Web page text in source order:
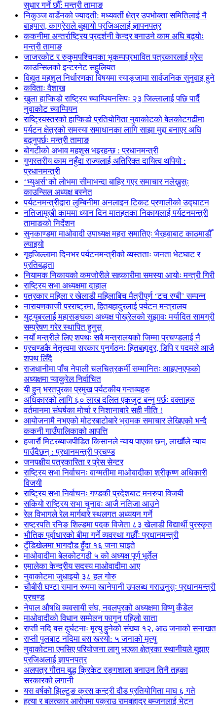
सुधार गर्ने छौँ: मन्त्री तामाङ
निकुञ्ज वार्डेनको ज्यादती: मध्यवर्ती क्षेत्र उपभोक्ता समितिलाई नै
बाइपास, काग्रेसले बुझायो प्रजिअलाई ज्ञापनपत्र
ककनीमा अन्तर्राष्ट्रिय प्रदर्शनी केन्द्र बनाउने काम अघि बढ्योः
मन्त्री तामाङ
जाजरकोट र रुकुमपश्चिमका भूकम्पप्रभावित पत्रकारलाई प्रेस
काउन्सिलको इन्टरनेट सहुलियत
विद्युत महशुल निर्धारणका विषयमा स्याङ्जामा सार्वजनिक सुनुवाइ हुने
कविताः वैशाख
खुला हाप्किडो राष्ट्रिय च्याम्पियनसिपः २३ जिल्लालाई पछि पार्दै
नुवाकोट च्याम्पियन
राष्ट्रियस्तरको हाप्किडो प्रतियोगिता नुवाकोटको बेलकोटगढीमा
पर्यटन क्षेत्रको समस्या समाधानका लागि साझा मुद्दा बनाएर अघि
बढ्नुपर्छः मन्त्री तामाङ
बोगटीको अभाव महशुस भइरहन्छ : प्रधानमन्त्री
गुणस्तरीय काम नहुँदा राज्यलाई अतिरिक्त दायित्व थपियो :
प्रधानमन्त्री
‘भ्युअर्स’को लोभमा सीमाभन्दा बाहिर गएर समाचार नलेख्नुस्ः
काउन्सिल अध्यक्ष बस्नेत
पर्यटनमन्त्रीद्वारा लुम्बिनीमा अनलाइन टिकट प्रणालीको उद्घाटन
नतिजामूखी काममा ध्यान दिन मातहतका निकायलाई पर्यटनमन्त्री
तामाङको निर्देशन
सुनकाण्डमा मा‌ओवादी उपाध्यक्ष महरा समातिएः भैरहवाबाट काठमाडौँ
ल्याइयो
गृहजिल्लामा दिनभर पर्यटनमन्त्रीको व्यस्तताः जनता भेटघाट र
प्रतिबद्धता
नियामक निकायको कमजोरीले सहकारीमा समस्या आयोः मन्त्री गिरी
राष्ट्रिय सभा अध्यक्षमा दाहाल
पत्रकार महिला र खेलाडी महिलाबिच मैत्रीपूर्ण ‘टच रग्बी’ सम्पन्न
नारायणकाजी परराष्ट्रमा, हितबहादुरलाई पर्यटन मन्त्रालय
युट्युबरलाई महासङ्घका अध्यक्ष पोख्रेलको सुझावः मर्यादित सामग्री
सम्प्रेषण गरेर स्थापित हुनुस्
नयाँ मन्त्रीले लिए शपथः सबै मन्त्रालयको जिम्मा प्रचण्डलाई नै
प्रचण्डकै नेतृत्वमा सरकार पुनर्गठनः हितबहादुर, डिपि र पदमले आजै
शपथ लिँदै
राजधानीमा पाँच नेपाली चलचित्रकर्मी सम्मानितः आइएनएफको
अध्यक्षमा प्याकुरेल निर्वाचित
यी हुन् भरतपुरका प्रमुख पर्यटकीय गन्तव्यहरु
अधिकारको लागि ६० लाख दलित एकजुट बन्नु पर्छः वक्ताहरु
वर्तमानमा संघर्षका मोर्चा र निशानाबारे सही नीति !
आयोजनामै नभएको मोटरबाटोबारे भ्रामक समाचार लेखिएको भन्दै
ककनी गाउँपालिकाको आपत्ति
हजारौं मिटरब्याजपीडित किसानले न्याय पाएका छन्, लाखौंले न्याय
पाउँदैछन् : प्रधानमन्त्री प्रचण्ड
जनपक्षीय पत्रकारिता र प्रेस सेन्टर
राष्ट्रिय सभा निर्वाचनः वाग्मतीमा माओवादीका श्रीकृष्ण अधिकारी
विजयी
राष्ट्रिय सभा निर्वाचनः गण्डकी प्रदेशबाट मनरुपा विजयी
सकियो राष्ट्रिय सभा चुनावः आजै नतिजा आउने
रेल विभागले रेल मार्गबारे स्थलगत अध्ययन गर्ने
राष्ट्रपति रनिङ शिल्डमा पदक विजेता ८३ खेलाडी विद्यार्थी पुरस्कृत
भौतिक पूर्वाधारको बीमा गर्ने व्यवस्था गर्छौंः प्रधानमन्त्री
टुँडिखेलमा भागदौड हुँदा १६ जना घाइते
माओवादीमा बेलकोटगढी ५ को अध्यक्ष पूर्ण भूर्तेल
एमालेका केन्द्रीय सदस्य माओ‌वादीमा आए
नुवाकोटमा जुधाइयो ३८ हल गोरु
चौबीसै घण्टा समान रूपमा खानेपानी उपलब्ध गराउनुस्ः प्रधानमन्त्री
प्रचण्ड
नेपाल औषधि व्यवसायी संघ, नवलपुरको अध्यक्षमा विष्णु कँडेल
माओवादीको विधान सम्मेलन फागुन पहिलो साता
राप्ती नदि बस दुर्घटनाः मृत्यु हुनेको संख्या १२, आठ जनाको सनाखत
राप्ती पुलबाट नदिमा बस खस्यो: ५ जनाको मृत्यु
नुवाकोटमा एमसिए परियोजना लागु भएका क्षेत्रका स्थानीयले बुझाए
प्रजिअलाई ज्ञापनपत्र
अलपत्र गौतम बुद्ध क्रिकेट रङ्गशाला बनाउन तिनै तहका
सरकारको लगानी
यस वर्षको झिल्टुङ क्रस कन्ट्री दौड प्रतियोगिता माघ ६ गते
हत्या र बलत्कार आरोपमा पक्राउ रामबहादुर बम्जनलाई भेट्न